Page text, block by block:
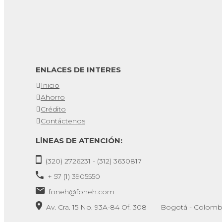
ENLACES DE INTERES
Inicio
Ahorro
Crédito
Contáctenos
LÍNEAS DE ATENCIÓN:
(320) 2726231 - (312) 3630817
+ 57 (1) 3905550
foneh@foneh.com
Av. Cra. 15 No. 93A-84 Of. 308 Bogotá -